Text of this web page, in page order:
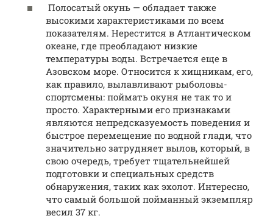
Полосатый окунь — обладает также
высокими характеристиками по всем
показателям. Нерестится в Атлантическом
океане, где преобладают низкие
температуры воды. Встречается еще в
Азовском море. Относится к хищникам, его,
как правило, вылавливают рыболовы-
спортсмены: поймать окуня не так то и
просто. Характерными его признаками
являются непредсказуемость поведения и
быстрое перемещение по водной глади, что
значительно затрудняет вылов, который, в
свою очередь, требует тщательнейшей
подготовки и специальных средств
обнаружения, таких как эхолот. Интересно,
что самый большой пойманный экземпляр
весил 37 кг.